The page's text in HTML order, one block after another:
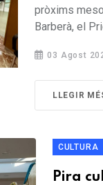
pròxims
Barberà, el
03 Agost
LLEGIR
CULTURA
Pira